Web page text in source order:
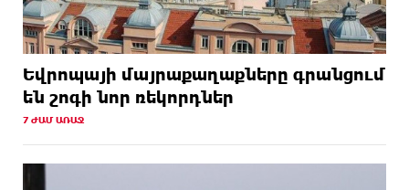
Եվրոպայի մայրաքաղաքները գրանցում
են շոգի նոր ռեկորդներ
7 ԺԱՄ ԱՌԱՋ